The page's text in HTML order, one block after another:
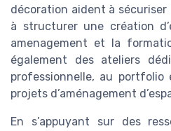
décoration aident à sécuriser
à structurer une création
amenagement et la
également des ateliers
professionnelle, au
projets d’aménagement
En s’appuyant sur des